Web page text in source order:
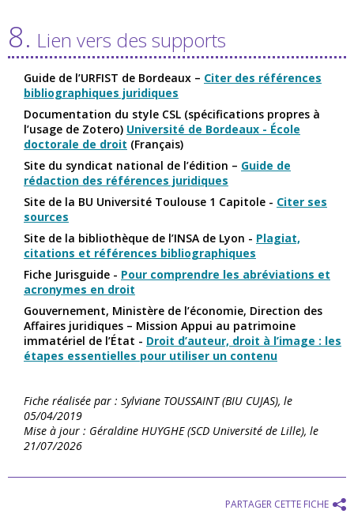
8. Lien vers des supports
Guide de l’URFIST de Bordeaux – Citer des références
bibliographiques juridiques
Documentation du style CSL (spécifications propres à
l’usage de Zotero) Université de Bordeaux - École
doctorale de droit (Français)
Site du syndicat national de l’édition – Guide de
rédaction des références juridiques
Site de la BU Université Toulouse 1 Capitole - Citer ses
sources
Site de la bibliothèque de l’INSA de Lyon - Plagiat,
citations et références bibliographiques
Fiche Jurisguide - Pour comprendre les abréviations et
acronymes en droit
Gouvernement, Ministère de l’économie, Direction des
Affaires juridiques – Mission Appui au patrimoine
immatériel de l’État - Droit d’auteur, droit à l’image : les
étapes essentielles pour utiliser un contenu
Fiche réalisée par : Sylviane TOUSSAINT (BIU CUJAS), le
05/04/2019
Mise à jour : Géraldine HUYGHE (SCD Université de Lille), le
21/07/2026
PARTAGER CETTE FICHE